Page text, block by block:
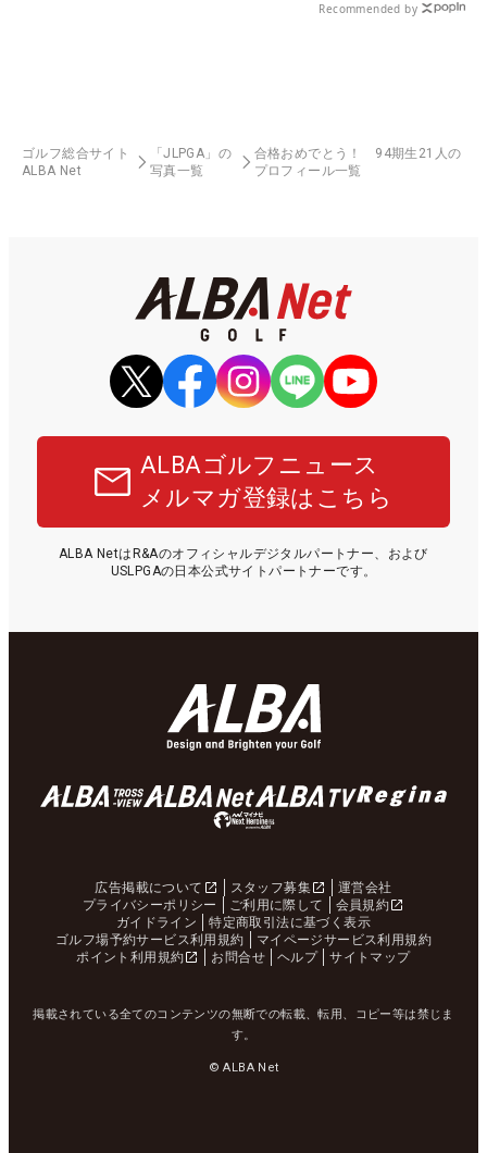
Recommended by
ゴルフ総合サイト
ALBA Net
「JLPGA」の
写真一覧
合格おめでとう！ 94期生21人の
プロフィール一覧
ALBAゴルフニュース
メルマガ登録はこちら
ALBA NetはR&Aのオフィシャルデジタルパートナー、および
USLPGAの日本公式サイトパートナーです。
広告掲載について スタッフ募集
運営会社
プライバシーポリシー
ご利用に際して
会員規約
ガイドライン
特定商取引法に基づく表示
ゴルフ場予約サービス利用規約
マイページサービス利用規約
ポイント利用規約
お問合せ ヘルプ サイトマップ
掲載されている全てのコンテンツの無断での転載、転用、コピー等は禁じま
す。
© ALBA Net